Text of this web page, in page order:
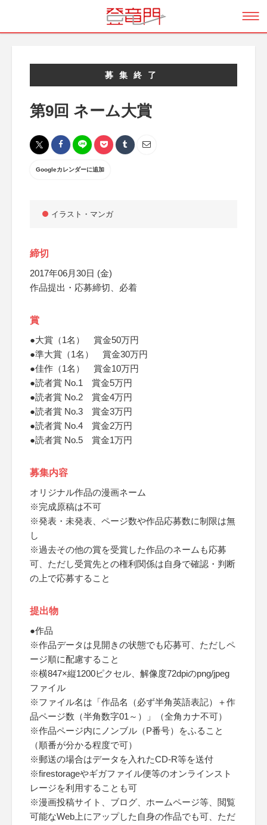
募集終了
第9回 ネーム大賞
Googleカレンダーに追加
イラスト・マンガ
締切
2017年06月30日 (金)
作品提出・応募締切、必着
賞
●大賞（1名） 賞金50万円
●準大賞（1名） 賞金30万円
●佳作（1名） 賞金10万円
●読者賞 No.1 賞金5万円
●読者賞 No.2 賞金4万円
●読者賞 No.3 賞金3万円
●読者賞 No.4 賞金2万円
●読者賞 No.5 賞金1万円
募集内容
オリジナル作品の漫画ネーム
※完成原稿は不可
※発表・未発表、ページ数や作品応募数に制限は無
し
※過去その他の賞を受賞した作品のネームも応募
可、ただし受賞先との権利関係は自身で確認・判断
の上で応募すること
提出物
●作品
※作品データは見開きの状態でも応募可、ただしペ
ージ順に配慮すること
※横847×縦1200ピクセル、解像度72dpiのpng/jpeg
ファイル
※ファイル名は「作品名（必ず半角英語表記）＋作
品ページ数（半角数字01～）」（全角カナ不可）
※作品ページ内にノンブル（P番号）をふること
（順番が分かる程度で可）
※郵送の場合はデータを入れたCD-R等を送付
※firestorageやギガファイル便等のオンラインスト
レージを利用することも可
※漫画投稿サイト、ブログ、ホームページ等、閲覧
可能なWeb上にアップした自身の作品でも可、ただ